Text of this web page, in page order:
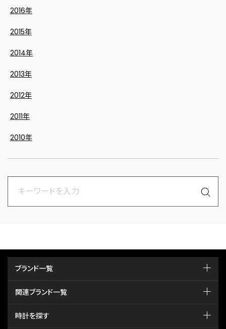
2016年
2015年
2014年
2013年
2012年
2011年
2010年
ブランド一覧
関連ブランド一覧
時計を探す